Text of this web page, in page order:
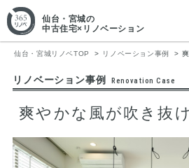
仙台・宮城の
中古住宅×リノベーション
仙台・宮城リノベTOP リノベーション事例
リノベーション事例 Renovation Case
爽やかな風が吹き抜